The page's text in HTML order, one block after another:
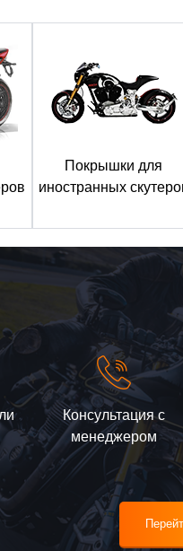
Покрышки для
иностранных
Консультация с
менеджером